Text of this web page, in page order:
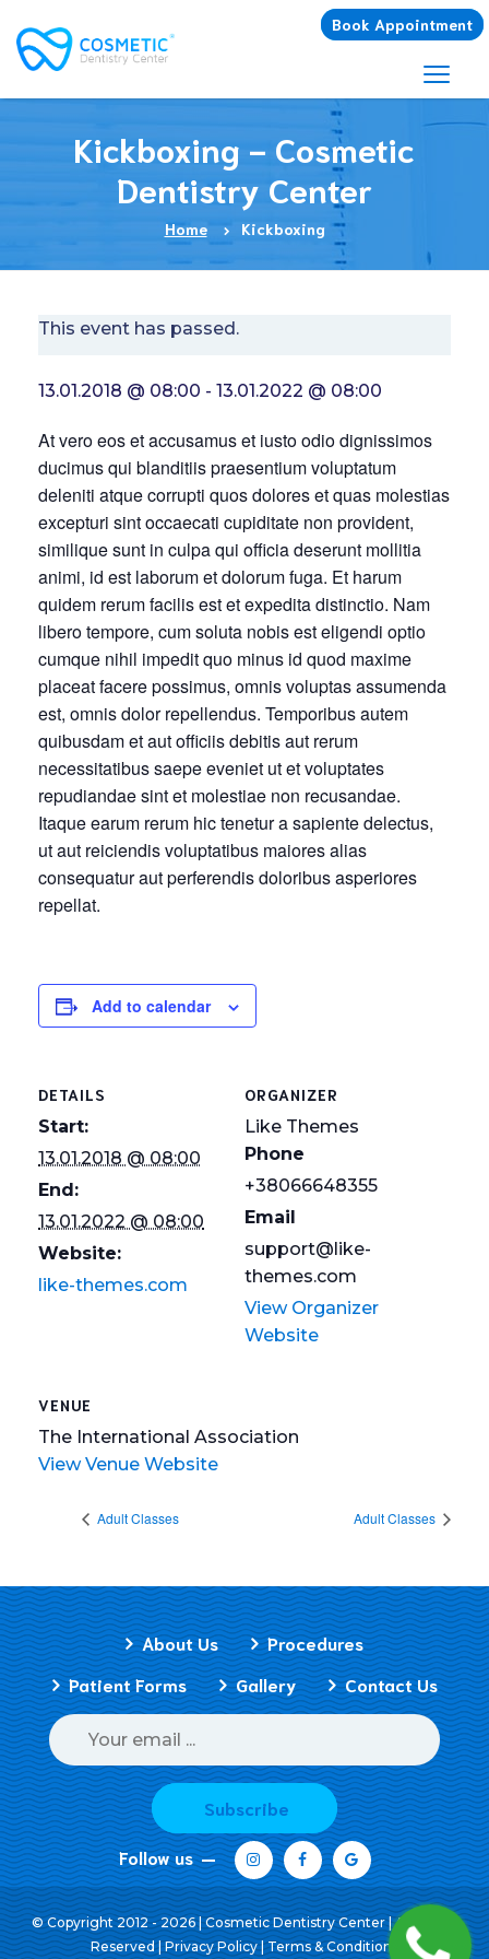
Book Appointment
Kickboxing - Cosmetic
Dentistry Center
Home Kickboxing
This event has passed.
13.01.2018 @ 08:00 - 13.01.2022 @ 08:00
At vero eos et accusamus et iusto odio dignissimos
ducimus qui blanditiis praesentium voluptatum
deleniti atque corrupti quos dolores et quas molestias
excepturi sint occaecati cupiditate non provident,
similique sunt in culpa qui officia deserunt mollitia
animi, id est laborum et dolorum fuga. Et harum
quidem rerum facilis est et expedita distinctio. Nam
libero tempore, cum soluta nobis est eligendi optio
cumque nihil impedit quo minus id quod maxime
placeat facere possimus, omnis voluptas assumenda
est, omnis dolor repellendus. Temporibus autem
quibusdam et aut officiis debitis aut rerum
necessitatibus saepe eveniet ut et voluptates
repudiandae sint et molestiae non recusandae.
Itaque earum rerum hic tenetur a sapiente delectus,
ut aut reiciendis voluptatibus maiores alias
consequatur aut perferendis doloribus asperiores
repellat.
Add to calendar
DETAILS
Start:
13.01.2018 @ 08:00
End:
13.01.2022 @ 08:00
Website:
like-themes.com
ORGANIZER
Like Themes
Phone
+38066648355
Email
support@like-
themes.com
View Organizer
Website
VENUE
The International Association
View Venue Website
Adult Classes Adult Classes
About Us
Procedures
Patient Forms
Gallery Contact Us
Subscribe
Follow us
© Copyright 2012 - 2026 | Cosmetic Dentistry Center | All Rights
Reserved |Privacy Policy|Terms & Conditions